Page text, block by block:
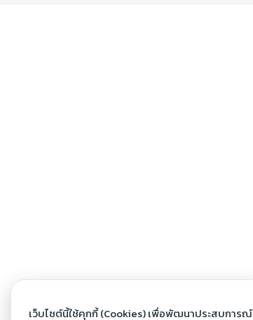
เว็บไซต์นี้ใช้คุกกี้ (Cookies) เพื่อพัฒนาประสบการณ์